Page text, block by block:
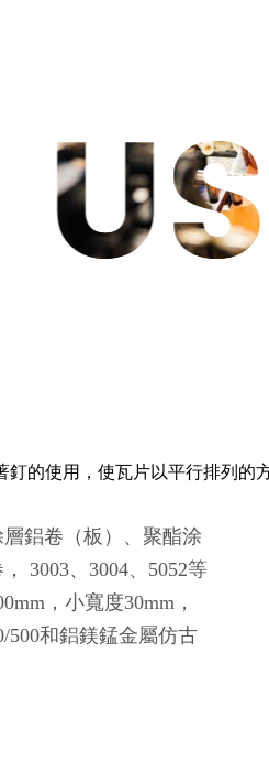
的使用，使瓦片以平行排列
鋁卷（板）、聚酯涂
3003、3004、5052等
，小寬度30mm，
500和鋁鎂錳金屬仿古